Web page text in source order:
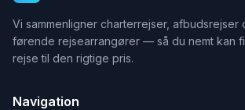
Vi sammenligner charterrejser,
førende rejsearrangører — så du nemt kan
rejse til den rigtige pris.
Navigation